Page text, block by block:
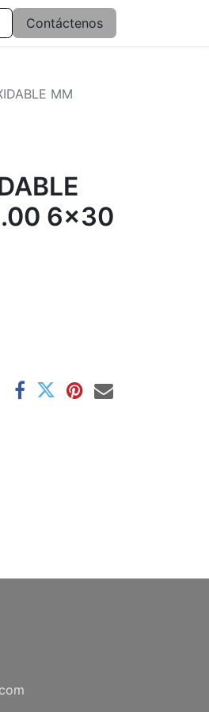
Contáctenos
MM
6x30